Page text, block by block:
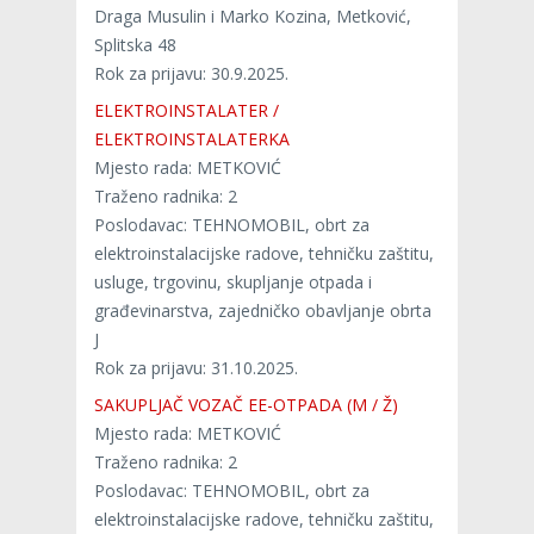
Draga Musulin i Marko Kozina, Metković,
Splitska 48
Rok za prijavu: 30.9.2025.
ELEKTROINSTALATER /
ELEKTROINSTALATERKA
Mjesto rada: METKOVIĆ
Traženo radnika: 2
Poslodavac: TEHNOMOBIL, obrt za
elektroinstalacijske radove, tehničku zaštitu,
usluge, trgovinu, skupljanje otpada i
građevinarstva, zajedničko obavljanje obrta
J
Rok za prijavu: 31.10.2025.
SAKUPLJAČ VOZAČ EE-OTPADA (M / Ž)
Mjesto rada: METKOVIĆ
Traženo radnika: 2
Poslodavac: TEHNOMOBIL, obrt za
elektroinstalacijske radove, tehničku zaštitu,